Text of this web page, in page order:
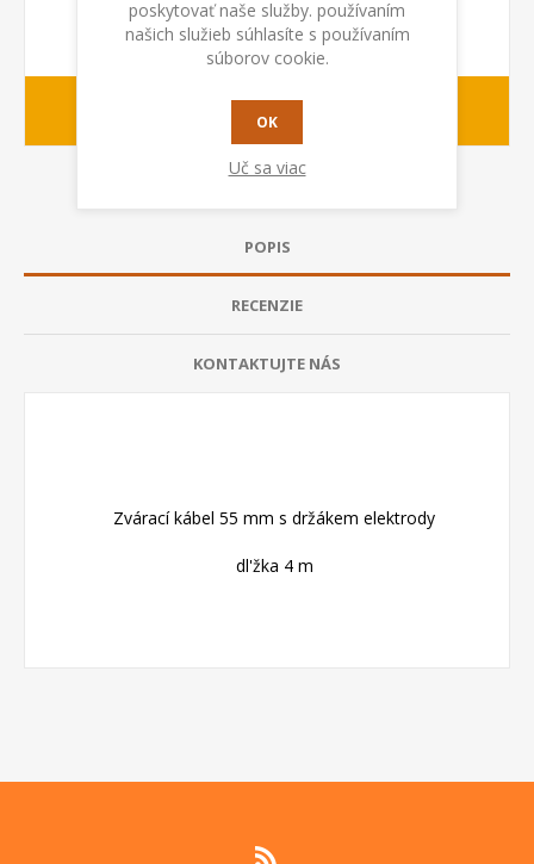
Dodacia lehota:
POPIS
RECENZIE
KONTAKTUJTE NÁS
Zvárací kábel 55 mm s držákem elektrody
dl'žka 4 m
poskytovať naše služby. používaním
našich služieb súhlasíte s používaním
súborov cookie.
OK
Uč sa viac